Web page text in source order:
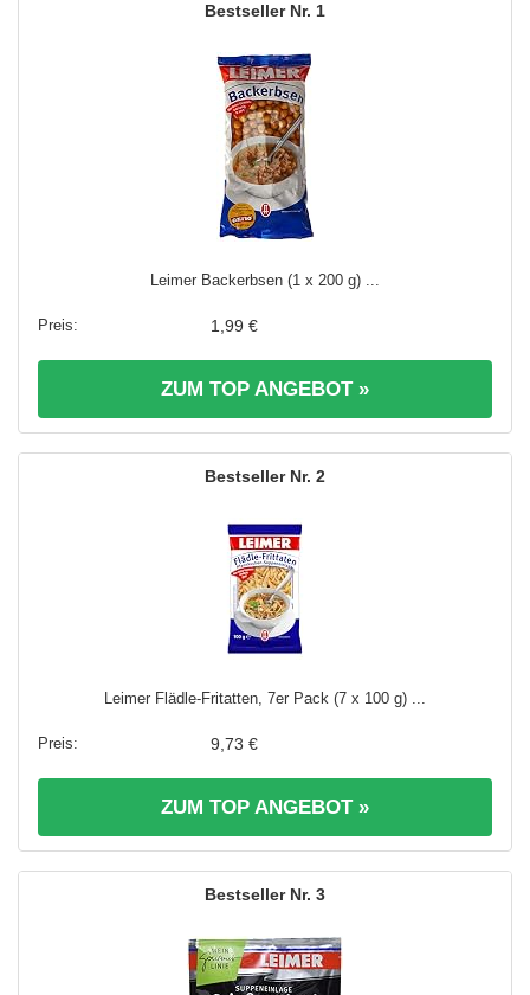
1
Leimer Backerbsen (1 x 200 g) ...
1,99 €
ZUM TOP ANGEBOT »
2
Leimer Flädle-Fritatten, 7er Pack (7 x 100 g) ...
9,73 €
ZUM TOP ANGEBOT »
3